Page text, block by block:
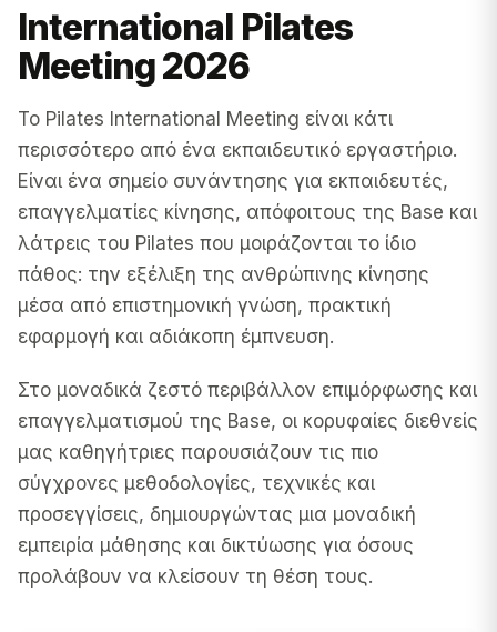
International Pilates
Meeting 2026
Το Pilates International Meeting είναι κάτι
περισσότερο από ένα εκπαιδευτικό εργαστήριο.
Είναι ένα σημείο συνάντησης για εκπαιδευτές,
επαγγελματίες κίνησης, απόφοιτους της Base και
λάτρεις του Pilates που μοιράζονται το ίδιο
πάθος: την εξέλιξη της ανθρώπινης κίνησης
μέσα από επιστημονική γνώση, πρακτική
εφαρμογή και αδιάκοπη έμπνευση.
Στο μοναδικά ζεστό περιβάλλον επιμόρφωσης και
επαγγελματισμού της Base, οι κορυφαίες διεθνείς
μας καθηγήτριες παρουσιάζουν τις πιο
σύγχρονες μεθοδολογίες, τεχνικές και
προσεγγίσεις, δημιουργώντας μια μοναδική
εμπειρία μάθησης και δικτύωσης για όσους
προλάβουν να κλείσουν τη θέση τους.